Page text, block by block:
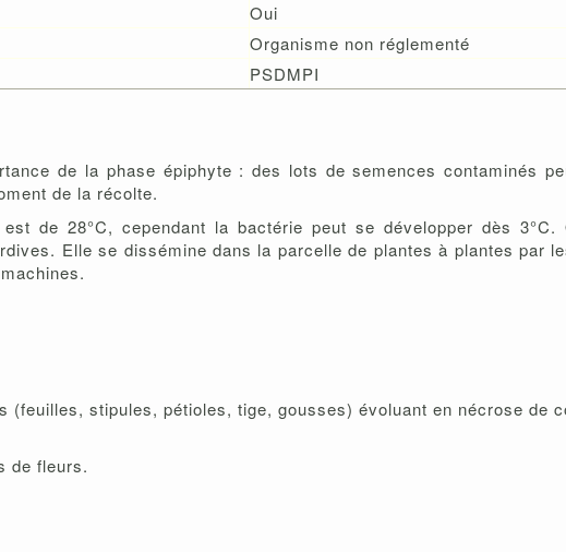
Oui
Organisme non réglementé
PSDMPI
de la phase épiphyte : des lots de semences contaminés
de la récolte.
est de 28°C, cependant la bactérie peut se développer dès
Elle se dissémine dans la parcelle de plantes à plantes par
(feuilles, stipules, pétioles, tige, gousses) évoluant en nécrose de
de fleurs.